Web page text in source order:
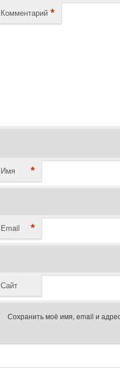
Комментарий *
Имя *
Email *
Сайт
Сохранить моё имя, email и